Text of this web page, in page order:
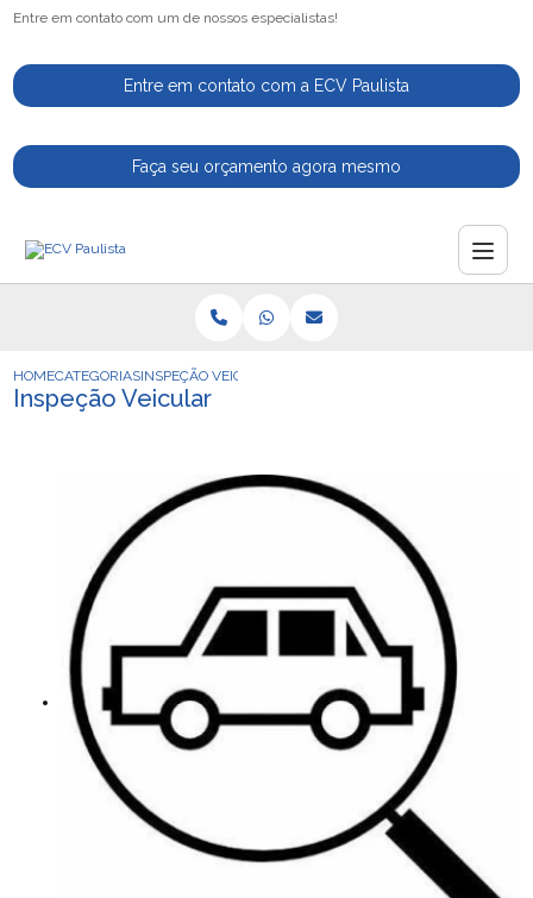
Entre em contato com um de nossos especialistas!
Entre em contato com a ECV Paulista
Faça seu orçamento agora mesmo
HOMECATEGORIASINSPEÇÃO VEICULAR
Inspeção Veicular